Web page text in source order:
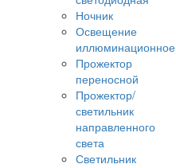
Ночник
Освещение
иллюминационное
Прожектор
переносной
Прожектор/
светильник
направленного
света
Светильник